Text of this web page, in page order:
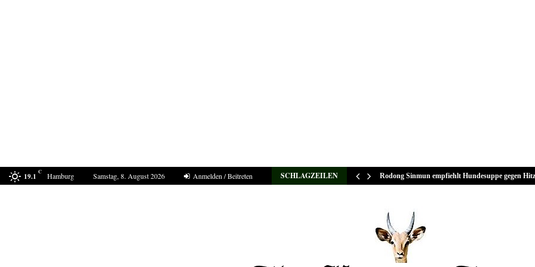
19.1 C Hamburg Samstag, 8. August 2026 Anmelden / Beitreten SCHLAGZEILEN
In Ceuta eskaliert die Situation erneut Rodong Sinmun empfiehlt Hundesuppe gegen